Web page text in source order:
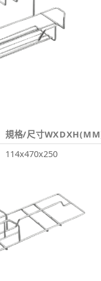
規格/尺寸
114x470x250